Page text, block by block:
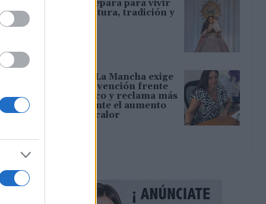
Tamajón se prepara para vivir
diez días de cultura, tradición y
convivencia
CCOO Castilla-La Mancha exige
reforzar la prevención frente
al estrés térmico y reclama más
inspecciones ante el aumento
del riesgo por calor